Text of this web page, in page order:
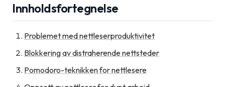
Innholdsfortegnelse
Problemet med nettleserproduktivitet
Blokkering av distraherende nettsteder
Pomodoro-teknikken for nettlesere